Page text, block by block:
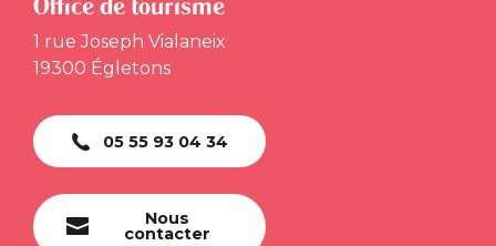
Office de tourisme
1 rue Joseph Vialaneix
19300 Égletons
05 55 93 04 34
Nous
contacter